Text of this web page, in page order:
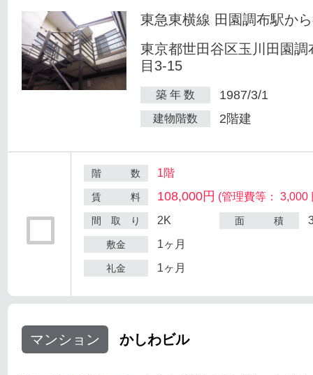
東急東横線 田園調布駅か
東京都世田谷区玉川田園調
目3-15
築 年 数 1987/3/1
建物階数 2階建
階 数 1階
賃 料 108,000円 (管理費等： 3,000
間 取 り 2K 面 積
敷金 1ヶ月
礼金 1ヶ月
マンション かしわビル